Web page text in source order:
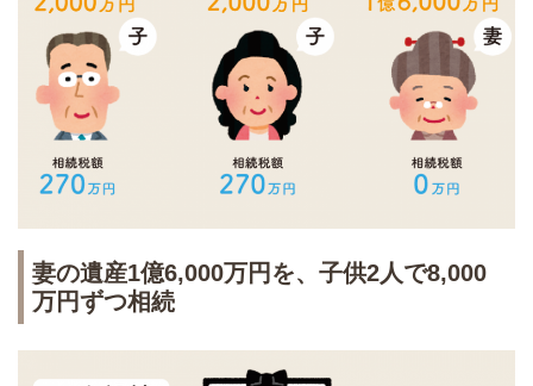
妻の遺産1億6,000万円を、子供2人で8,000
万円ずつ相続